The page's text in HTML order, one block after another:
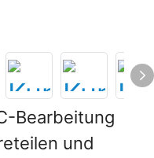
Bearbeitung
und